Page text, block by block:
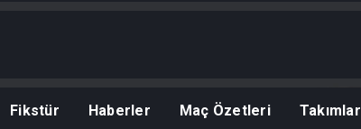
Fikstür Haberler Maç Özetleri Takımlar